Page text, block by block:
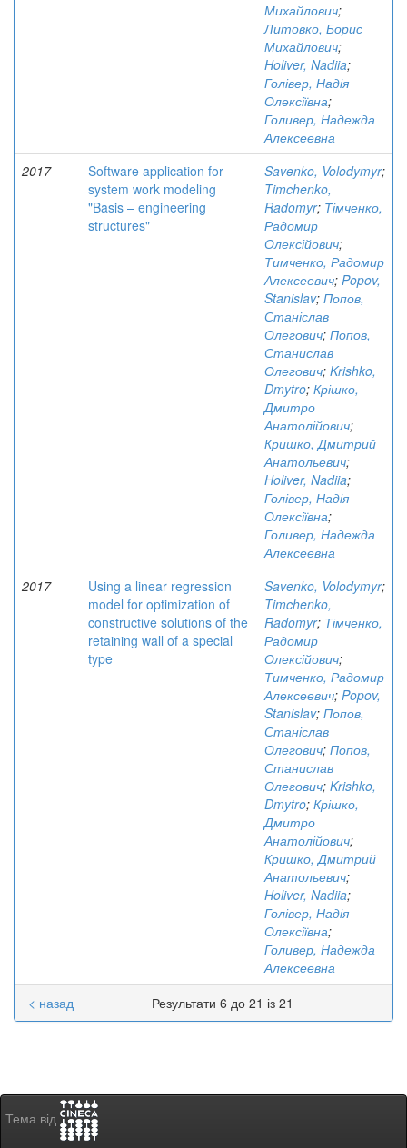
Михайлович;
Литовко, Борис
Михайлович;
Holiver, Nadiia;
Голівер, Надія
Олексіївна;
Голивер, Надежда
Алексеевна
2017
Software application for
system work modeling
"Basis – engineering
structures"
Savenko, Volodymyr;
Timchenko,
Radomyr; Тімченко,
Радомир
Олексійович;
Тимченко, Радомир
Алексеевич; Popov,
Stanislav; Попов,
Станіслав
Олегович; Попов,
Станислав
Олегович; Krishko,
Dmytro; Крішко,
Дмитро
Анатолійович;
Кришко, Дмитрий
Анатольевич;
Holiver, Nadiia;
Голівер, Надія
Олексіївна;
Голивер, Надежда
Алексеевна
2017
Using a linear regression
model for optimization of
constructive solutions of the
retaining wall of a special
type
Savenko, Volodymyr;
Timchenko,
Radomyr; Тімченко,
Радомир
Олексійович;
Тимченко, Радомир
Алексеевич; Popov,
Stanislav; Попов,
Станіслав
Олегович; Попов,
Станислав
Олегович; Krishko,
Dmytro; Крішко,
Дмитро
Анатолійович;
Кришко, Дмитрий
Анатольевич;
Holiver, Nadiia;
Голівер, Надія
Олексіївна;
Голивер, Надежда
Алексеевна
Результати 6 до 21 із 21
< назад
Тема від